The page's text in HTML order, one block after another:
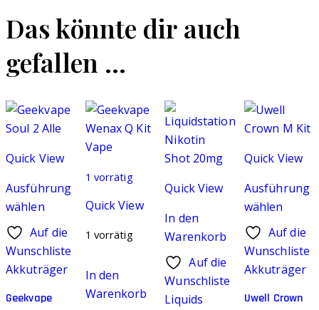
Das könnte dir auch
gefallen …
Quick View
Ausführung
wählen
Dieses
Produkt
weist
mehrere
Varianten
Auf die
Wunschliste
Akkuträger
Geekvape
1 vorrätig
Quick View
1 vorrätig
In den
Warenkorb
Quick View
In den
Warenkorb
Auf die
Wunschliste
Liquids
Quick View
Ausführung
wählen
Dieses
Produkt
weist
mehrere
Varianten
Auf die
Wunschliste
Akkuträger
Uwell Crown